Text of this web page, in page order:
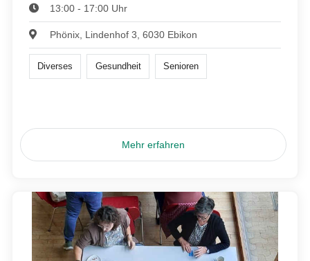
13:00 - 17:00 Uhr
Phönix, Lindenhof 3, 6030 Ebikon
Diverses Gesundheit Senioren
Mehr erfahren